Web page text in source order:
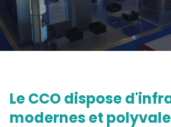
Le CCO dispose
modernes et